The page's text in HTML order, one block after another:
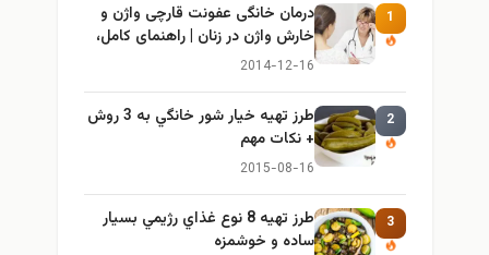
1
درمان خانگی عفونت قارچی واژن و
خارش واژن در زنان | راهنمای کامل،
ایمن و کاربردی
2014-12-16
2
طرز تهيه خیار شور خانگي به 3 روش
+ نكات مهم
2015-08-16
3
طرز تهيه 8 نوع غذاي رژيمي بسيار
ساده و خوشمزه